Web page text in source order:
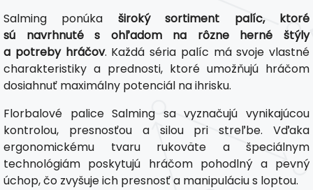
Salming ponúka široký sortiment palíc, ktoré
sú navrhnuté s ohľadom na rôzne herné štýly
a potreby hráčov. Každá séria palíc má svoje vlastné
charakteristiky a prednosti, ktoré umožňujú hráčom
dosiahnuť maximálny potenciál na ihrisku.
Florbalové palice Salming sa vyznačujú vynikajúcou
kontrolou, presnosťou a silou pri streľbe. Vďaka
ergonomickému tvaru rukoväte a špeciálnym
technológiám poskytujú hráčom pohodlný a pevný
úchop, čo zvyšuje ich presnosť a manipuláciu s loptou.